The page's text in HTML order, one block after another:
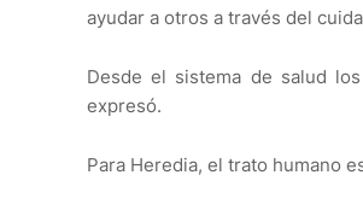
ayudar a otros a través del
Desde el sistema de salud
expresó.
Para Heredia, el trato humano